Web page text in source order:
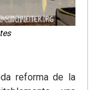
reforma de la